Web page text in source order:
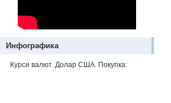
Инфографика
Курси валют. Долар США. Покупка: